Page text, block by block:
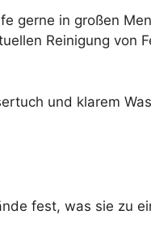
gerne in großen
Reinigung von
und klarem
fest, was sie zu